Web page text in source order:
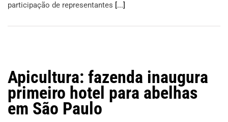
participação de representantes [...]
Apicultura: fazenda inaugura
primeiro hotel para abelhas
em São Paulo